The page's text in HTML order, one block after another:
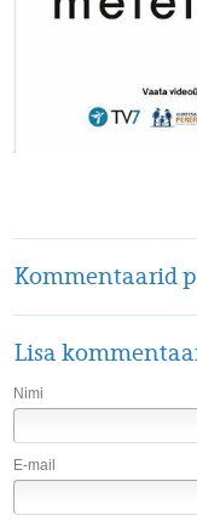
Kommentaarid
Lisa
Nimi
E-mail